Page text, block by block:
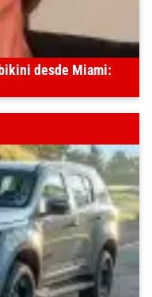
desde Miami: